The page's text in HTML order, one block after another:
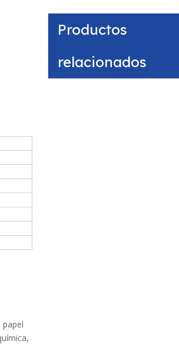
Productos
relacionados